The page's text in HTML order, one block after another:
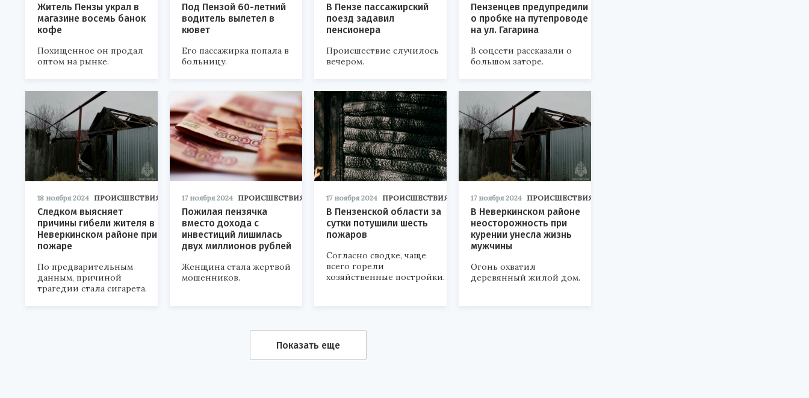
Житель Пензы украл в
магазине восемь банок
кофе
Похищенное он продал
оптом на рынке.
Под Пензой 60-летний
водитель вылетел в
кювет
Его пассажирка попала в
больницу.
В Пензе пассажирский
поезд задавил
пенсионера
Происшествие случилось
вечером.
Пензенцев предупредили
о пробке на путепроводе
на ул. Гагарина
В соцсети рассказали о
большом заторе.
18 ноября 2024 ПРОИСШЕСТВИЯ
Следком выясняет
причины гибели жителя в
Неверкинском районе при
пожаре
По предварительным
данным, причиной
трагедии стала сигарета.
17 ноября 2024 ПРОИСШЕСТВИЯ
Пожилая пензячка
вместо дохода с
инвестиций лишилась
двух миллионов рублей
Женщина стала жертвой
мошенников.
17 ноября 2024 ПРОИСШЕСТВИЯ
В Пензенской области за
сутки потушили шесть
пожаров
Согласно сводке, чаще
всего горели
хозяйственные постройки.
17 ноября 2024 ПРОИСШЕСТВИЯ
В Неверкинском районе
неосторожность при
курении унесла жизнь
мужчины
Огонь охватил
деревянный жилой дом.
Показать еще